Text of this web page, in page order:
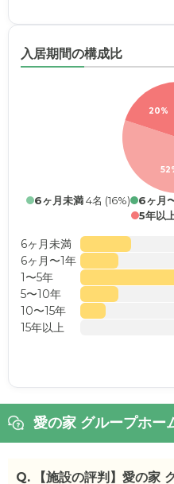
入居期間の構成比
20%
6ヶ月未満4名 (16%) 6ヶ月
5年以
6ヶ月未満
6ヶ月〜1年
1〜5年
5〜10年
10〜15年
15年以上
愛の家 グループホー
Q. 【施設の評判】愛の家